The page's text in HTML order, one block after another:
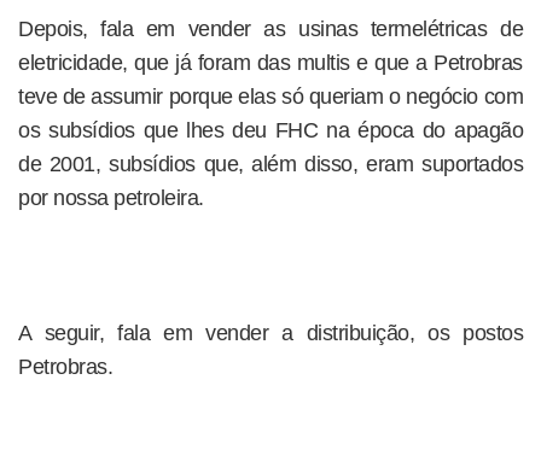
Depois, fala em vender as usinas termelétricas de
eletricidade, que já foram das multis e que a Petrobras
teve de assumir porque elas só queriam o negócio com
os subsídios que lhes deu FHC na época do apagão
de 2001, subsídios que, além disso, eram suportados
por nossa petroleira.
A seguir, fala em vender a distribuição, os postos
Petrobras.